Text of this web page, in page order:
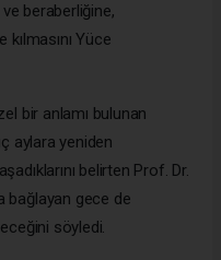
beraberliğine,
Yüce
bir anlamı bulunan
aylara yeniden
belirten Prof. Dr.
bağlayan gece de
söyledi.